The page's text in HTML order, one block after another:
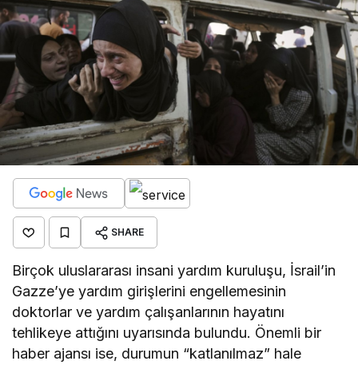
SHARE
Birçok uluslararası insani yardım kuruluşu, İsrail’in
Gazze’ye yardım girişlerini engellemesinin
doktorlar ve yardım çalışanlarının hayatını
tehlikeye attığını uyarısında bulundu. Önemli bir
haber ajansı ise, durumun “katlanılmaz” hale